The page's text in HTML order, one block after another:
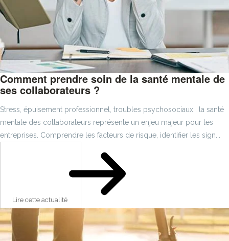
Comment prendre soin de la santé mentale de
ses collaborateurs ?
Stress, épuisement professionnel, troubles psychosociaux… la santé
mentale des collaborateurs représente un enjeu majeur pour les
entreprises. Comprendre les facteurs de risque, identifier les sign...
Lire cette actualité